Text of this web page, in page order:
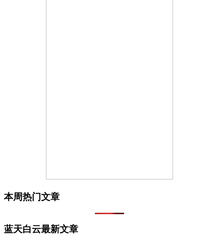
本周热门文章
蓝天白云最新文章